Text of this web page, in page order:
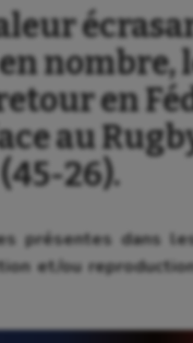
nombre,
en
au
26).
présentes dans
et/ou